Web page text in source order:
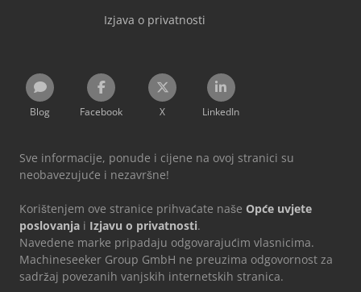
Izjava o privatnosti
Blog Facebook X LinkedIn
Sve informacije, ponude i cijene na ovoj stranici su
neobavezujuće i nezavršne!
Korištenjem ove stranice prihvaćate naše Opće uvjete
poslovanja i Izjavu o privatnosti.
Navedene marke pripadaju odgovarajućim vlasnicima.
Machineseeker Group GmbH ne preuzima odgovornost za
sadržaj povezanih vanjskih internetskih stranica.